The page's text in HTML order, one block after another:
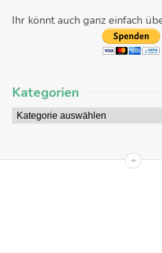
Ihr könnt auch ganz einfach
Kategorien